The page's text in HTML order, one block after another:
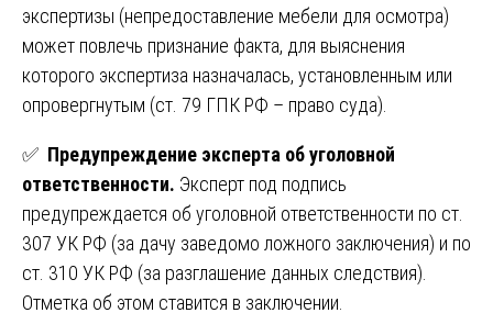
экспертизы (непредоставление мебели для осмотра)
может повлечь признание факта, для выяснения
которого экспертиза назначалась, установленным или
опровергнутым (ст. 79 ГПК РФ – право суда).
✅ Предупреждение эксперта об уголовной
ответственности. Эксперт под подпись
предупреждается об уголовной ответственности по ст.
307 УК РФ (за дачу заведомо ложного заключения) и по
ст. 310 УК РФ (за разглашение данных следствия).
Отметка об этом ставится в заключении.